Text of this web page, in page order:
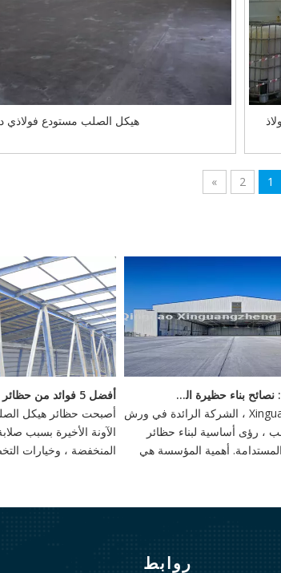
هيكل الصلب مستودع فولاذي
1
2
»
أصبحت حظائر هيكل
الآونة الأخيرة بسبب
المنخفضة ، وخيارات
بناء أساس قوي: نصائح بناء حظيرة الصلب
يقدم Xinguangzheng ، الشركة الرائدة في ورش
، رؤى أساسية لبناء حظائر
والمستدامة. أهمية المؤسسة هي
<
روابط